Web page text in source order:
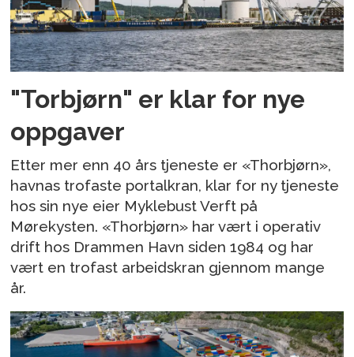
"Torbjørn" er klar for nye
oppgaver
Etter mer enn 40 års tjeneste er «Thorbjørn»,
havnas trofaste portalkran, klar for ny tjeneste
hos sin nye eier Myklebust Verft på
Mørekysten. «Thorbjørn» har vært i operativ
drift hos Drammen Havn siden 1984 og har
vært en trofast arbeidskran gjennom mange
år.